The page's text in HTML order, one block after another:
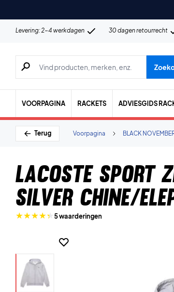
Levering: 2-4 werkdagen 30 dagen retourrecht
Zoeken naar producten, merken etc.
VOORPAGINA RACKETS ADVIESGIDS
Terug BLACK
Voorpagina
Lacoste Sport
Silver Chine/
5 waarderingen